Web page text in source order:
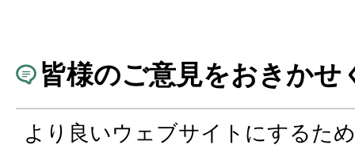
皆様のご意見をおきかせ
より良いウェブサイトにするた